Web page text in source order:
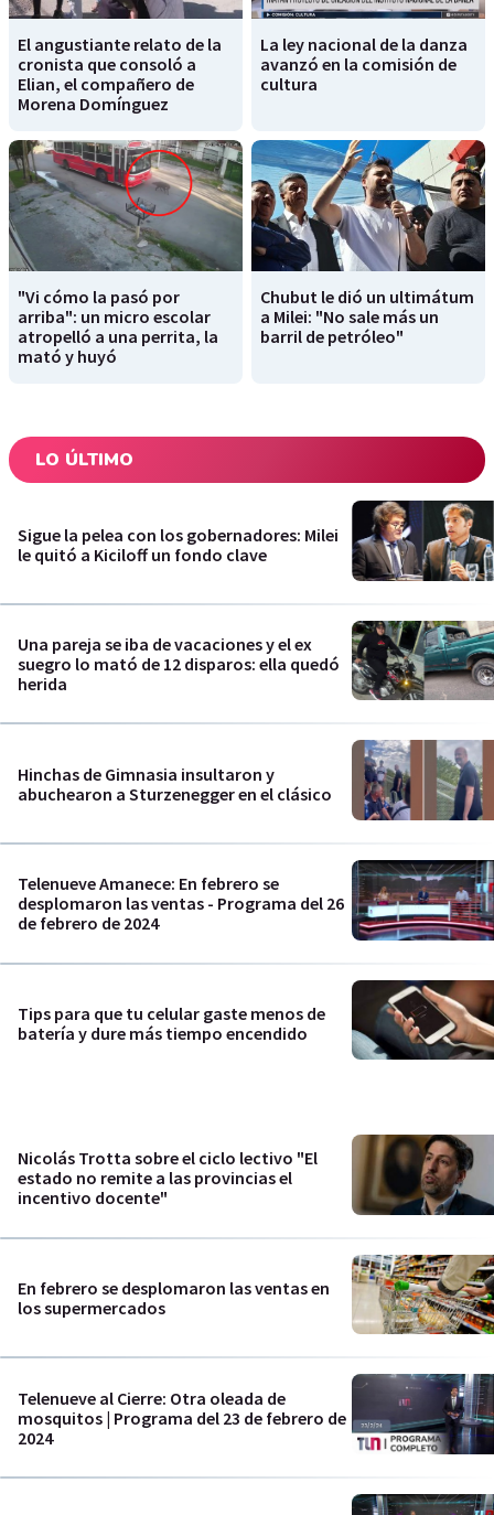
El angustiante relato de la
cronista que consoló a
Elian, el compañero de
Morena Domínguez
La ley nacional de la danza
avanzó en la comisión de
cultura
"Vi cómo la pasó por
arriba": un micro escolar
atropelló a una perrita, la
mató y huyó
Chubut le dió un ultimátum
a Milei: "No sale más un
barril de petróleo"
LO ÚLTIMO
Sigue la pelea con los gobernadores: Milei
le quitó a Kiciloff un fondo clave
Una pareja se iba de vacaciones y el ex
suegro lo mató de 12 disparos: ella quedó
herida
Hinchas de Gimnasia insultaron y
abuchearon a Sturzenegger en el clásico
Telenueve Amanece: En febrero se
desplomaron las ventas - Programa del 26
de febrero de 2024
Tips para que tu celular gaste menos de
batería y dure más tiempo encendido
Nicolás Trotta sobre el ciclo lectivo "El
estado no remite a las provincias el
incentivo docente"
En febrero se desplomaron las ventas en
los supermercados
Telenueve al Cierre: Otra oleada de
mosquitos | Programa del 23 de febrero de
2024